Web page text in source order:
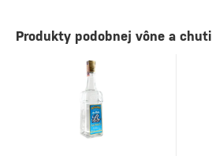
Produkty podobnej vône a chuti